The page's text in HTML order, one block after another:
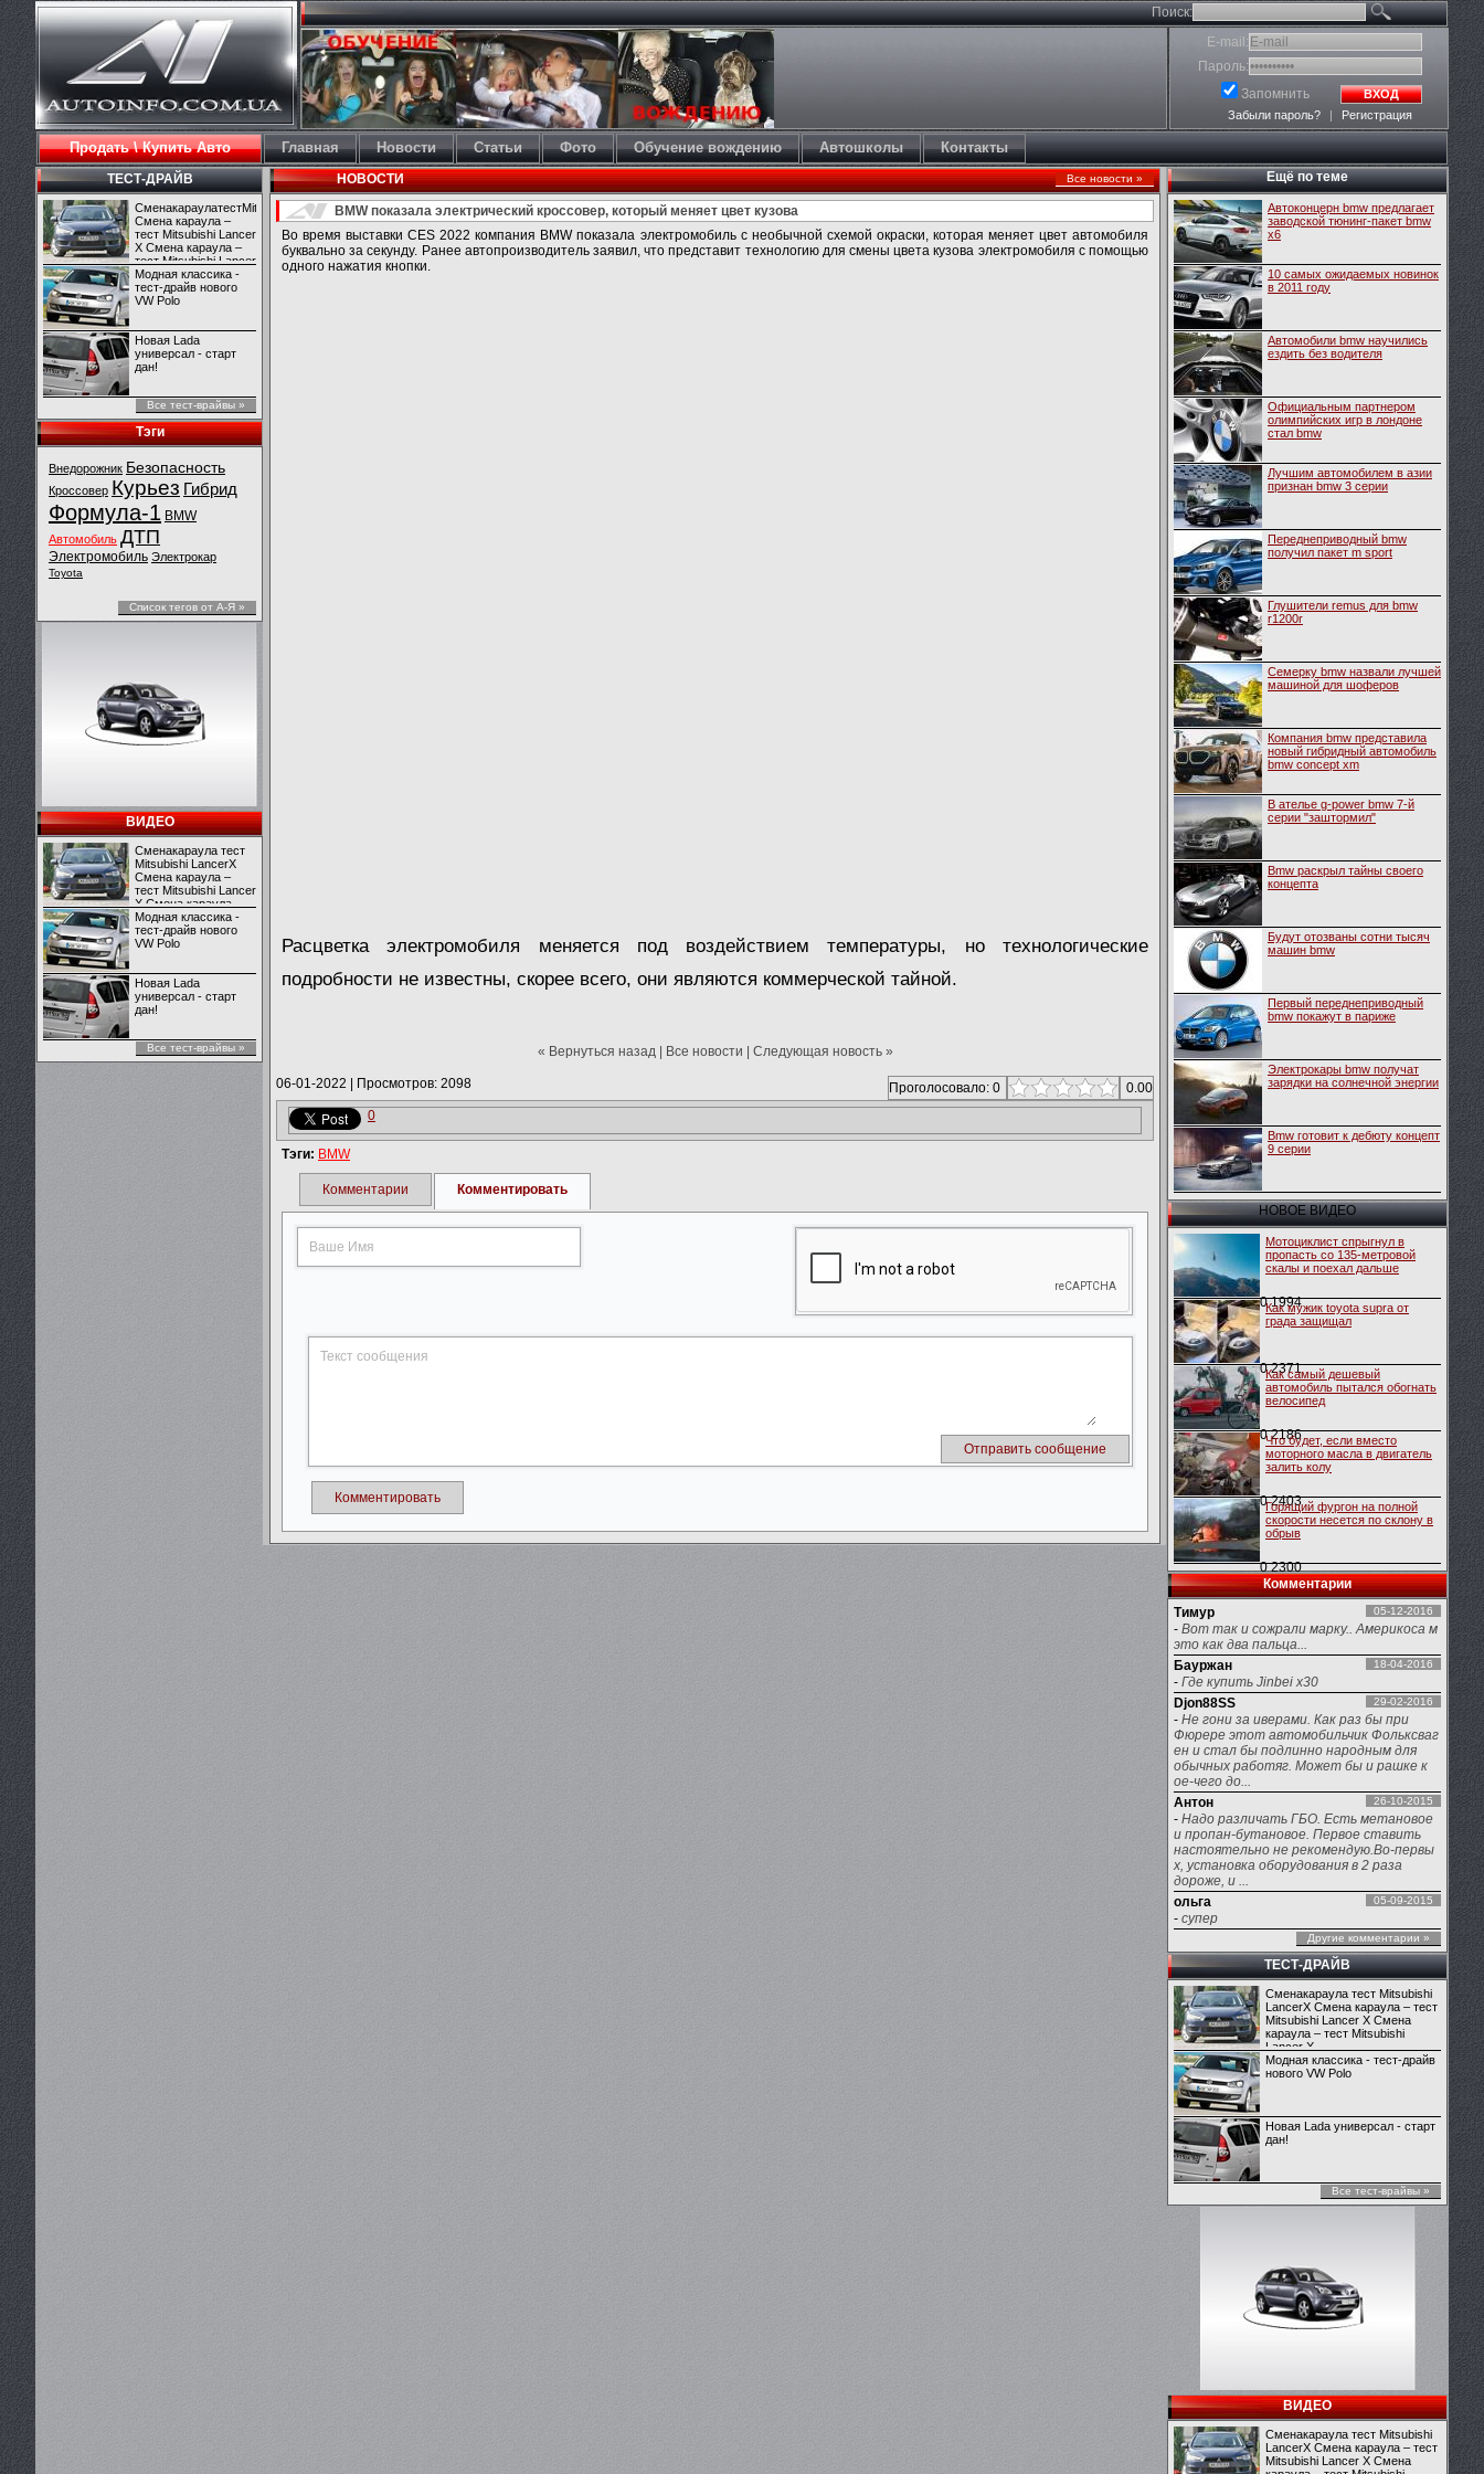
Поиск:
E-mail:
Пароль:
Запомнить
ВХОД
Забыли пароль?
| Регистрация
Продать \ Купить Авто Главная Новости Статьи Фото Обучение вождению Автошколы Контакты
ТЕСТ-ДРАЙВ
СменакараулатестMitsubishiLancerX
Смена караула –
тест Mitsubishi Lancer
X Смена караула –
тест Mitsubishi Lancer
X
Модная классика -
тест-драйв нового
VW Polo
Новая Lada
универсал - старт
дан!
Все тест-врайвы »
Тэги
Внедорожник Безопасность
Кроссовер Курьез Гибрид
Формула-1 BMW
Автомобиль ДТП
Электромобиль Электрокар
Toyota
Список тегов от А-Я »
ВИДЕО
Сменакараула тест
Mitsubishi LancerX
Смена караула –
тест Mitsubishi Lancer
X Смена караула –
тест Mitsubishi Lancer
X
Модная классика -
тест-драйв нового
VW Polo
Новая Lada
универсал - старт
дан!
Все тест-врайвы »
НОВОСТИ Все новости »
BMW показала электрический кроссовер, который меняет цвет кузова
Во время выставки CES 2022 компания BMW показала электромобиль с необычной схемой окраски, которая меняет цвет автомобиля
буквально за секунду. Ранее автопроизводитель заявил, что представит технологию для смены цвета кузова электромобиля с помощью
одного нажатия кнопки.
Расцветка электромобиля меняется под воздействием температуры, но технологические
подробности не известны, скорее всего, они являются коммерческой тайной.
« Вернуться назад| Все новости Следующая новость »
06-01-2022 Просмотров: 2098 Проголосовало: 0
0.00
0
Тэги: BMW
Комментарии Комментировать
Комментировать
Ещё по теме
Автоконцерн bmw предлагает
заводской тюнинг-пакет bmw
x6
10 самых ожидаемых новинок
в 2011 году
Автомобили bmw научились
ездить без водителя
Официальным партнером
олимпийских игр в лондоне
стал bmw
Лучшим автомобилем в азии
признан bmw 3 серии
Переднеприводный bmw
получил пакет m sport
Глушители remus для bmw
r1200r
Семерку bmw назвали лучшей
машиной для шоферов
Компания bmw представила
новый гибридный автомобиль
bmw concept xm
В ателье g-power bmw 7-й
серии "заштормил"
Bmw раскрыл тайны своего
концепта
Будут отозваны сотни тысяч
машин bmw
Первый переднеприводный
bmw покажут в париже
Электрокары bmw получат
зарядки на солнечной энергии
Bmw готовит к дебюту концепт
9 серии
НОВОЕ ВИДЕО
Мотоциклист спрыгнул в
пропасть со 135-метровой
скалы и поехал дальше
0 1994
Как мужик toyota supra от
града защищал
0 2371
Как самый дешевый
автомобиль пытался обогнать
велосипед
0 2186
Что будет, если вместо
моторного масла в двигатель
залить колу
0 2403
Горящий фургон на полной
скорости несется по склону в
обрыв
0 2300
Комментарии
Тимур
05-12-2016
- Вот так и сожрали марку.. Америкоса м
это как два пальца...
Бауржан
18-04-2016
- Где купить Jinbei x30
Djon88SS
29-02-2016
- Не гони за иверами. Как раз бы при
Фюрере этот автомобильчик Фольксваг
ен и стал бы подлинно народным для
обычных работяг. Может бы и рашке к
ое-чего до...
Антон
26-10-2015
- Надо различать ГБО. Есть метановое
и пропан-бутановое. Первое ставить
настоятельно не рекомендую.Во-первы
х, установка оборудования в 2 раза
дороже, и ...
ольга
05-09-2015
- супер
Другие комментарии »
ТЕСТ-ДРАЙВ
Сменакараула тест Mitsubishi
LancerX Смена караула – тест
Mitsubishi Lancer X Смена
караула – тест Mitsubishi
Lancer X
Модная классика - тест-драйв
нового VW Polo
Новая Lada универсал - старт
дан!
Все тест-врайвы »
ВИДЕО
Сменакараула тест Mitsubishi
LancerX Смена караула – тест
Mitsubishi Lancer X Смена